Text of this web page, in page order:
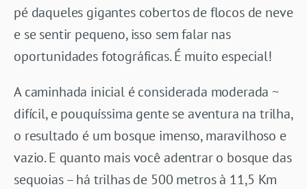
pé daqueles gigantes cobertos de flocos de neve
e se sentir pequeno, isso sem falar nas
oportunidades fotográficas. É muito especial!
A caminhada inicial é considerada moderada ~
difícil, e pouquíssima gente se aventura na trilha,
o resultado é um bosque imenso, maravilhoso e
vazio. E quanto mais você adentrar o bosque das
sequoias – há trilhas de 500 metros à 11,5 Km